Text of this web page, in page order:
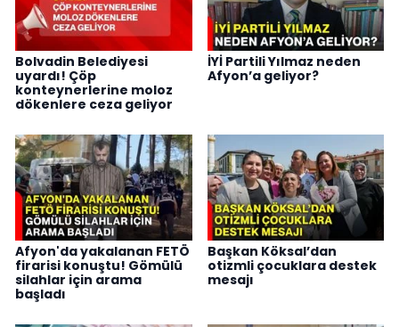
Bolvadin Belediyesi
uyardı! Çöp
konteynerlerine moloz
dökenlere ceza geliyor
İYİ Partili Yılmaz neden
Afyon’a geliyor?
Afyon'da yakalanan FETÖ
firarisi konuştu! Gömülü
silahlar için arama
başladı
Başkan Köksal’dan
otizmli çocuklara destek
mesajı